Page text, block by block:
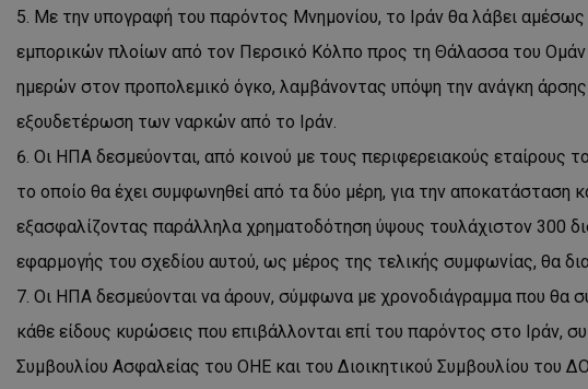
Με την υπογραφή του παρόντος Μνημονίου, το Ιράν θα λάβει αμέσως
εμπορικών πλοίων από τον Περσικό Κόλπο προς τη Θάλασσα του Ομάν
ημερών στον προπολεμικό όγκο, λαμβάνοντας υπόψη την ανάγκη
εξουδετέρωση των ναρκών από το Ιράν.
Οι ΗΠΑ δεσμεύονται, από κοινού με τους περιφερειακούς εταίρους
το οποίο θα έχει συμφωνηθεί από τα δύο μέρη, για την αποκατάσταση
εξασφαλίζοντας παράλληλα χρηματοδότηση ύψους τουλάχιστον 300
εφαρμογής του σχεδίου αυτού, ως μέρος της τελικής συμφωνίας, θα
Οι ΗΠΑ δεσμεύονται να άρουν, σύμφωνα με χρονοδιάγραμμα που θα
κάθε είδους κυρώσεις που επιβάλλονται επί του παρόντος στο Ιράν,
Συμβουλίου Ασφαλείας του ΟΗΕ και του Διοικητικού Συμβουλίου
ASP.NET_SessionId
VISITOR_PRIVACY_METADATA
__cf_bm